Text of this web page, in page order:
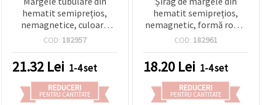
hematit semiprețios,
nemagnetice, culoare
argintiu alb,
mm, gaură 1 mm, aprox.
30 buc – distanțiere
cilindrice pentru bijuterii
handmade DIY
COD: 182957
21.32 Lei 1-4 set
REDUCERI
PENTRU CANTITATE
hematit semiprețios,
nemagnetic, formă romb
răsucit, 4x4x1 mm, gaură:
COD: 182961
18.20 Lei 1-4 set
REDUCERI
PENTRU CANTITATE